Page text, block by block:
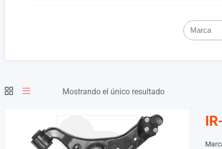
Mostrando el único resultado